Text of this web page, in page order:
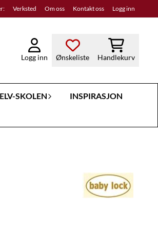
Verksted Om oss Kontakt oss Logg inn
Logg inn Ønskeliste Handlekurv
SKOLEN
INSPIRASJON